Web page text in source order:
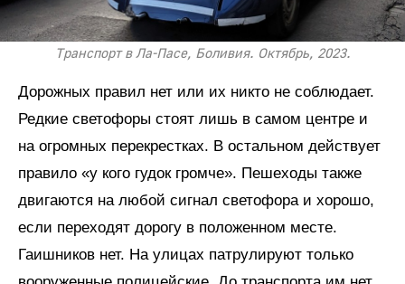
Транспорт в Ла-Пасе, Боливия. Октябрь, 2023.
Дорожных правил нет или их никто не соблюдает.
Редкие светофоры стоят лишь в самом центре и
на огромных перекрестках. В остальном действует
правило «у кого гудок громче». Пешеходы также
двигаются на любой сигнал светофора и хорошо,
если переходят дорогу в положенном месте.
Гаишников нет. На улицах патрулируют только